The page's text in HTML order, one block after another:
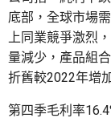
底部，全球市場
上同業競爭激烈
量減少，產品組
折舊較2022年增
第四季毛利率